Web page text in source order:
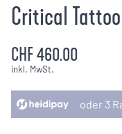
Critical
CHF 460.00
inkl. MwSt.
oder 3